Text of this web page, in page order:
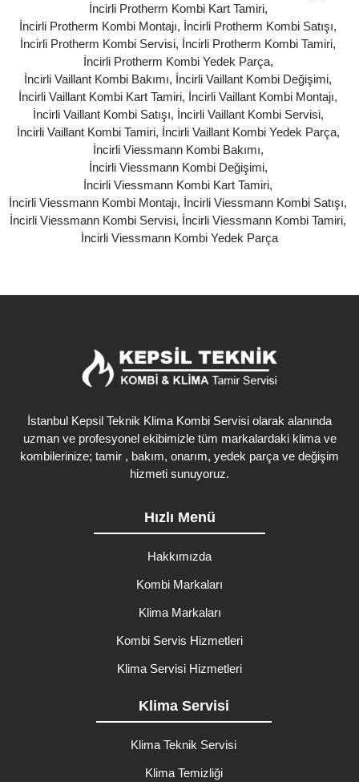
İncirli Protherm Kombi Kart Tamiri,
İncirli Protherm Kombi Montajı, İncirli Protherm Kombi Satışı,
İncirli Protherm Kombi Servisi, İncirli Protherm Kombi Tamiri,
İncirli Protherm Kombi Yedek Parça,
İncirli Vaillant Kombi Bakımı, İncirli Vaillant Kombi Değişimi,
İncirli Vaillant Kombi Kart Tamiri, İncirli Vaillant Kombi Montajı,
İncirli Vaillant Kombi Satışı, İncirli Vaillant Kombi Servisi,
İncirli Vaillant Kombi Tamiri, İncirli Vaillant Kombi Yedek Parça,
İncirli Viessmann Kombi Bakımı,
İncirli Viessmann Kombi Değişimi,
İncirli Viessmann Kombi Kart Tamiri,
İncirli Viessmann Kombi Montajı, İncirli Viessmann Kombi Satışı,
İncirli Viessmann Kombi Servisi, İncirli Viessmann Kombi Tamiri,
İncirli Viessmann Kombi Yedek Parça
İstanbul Kepsil Teknik Klima Kombi Servisi olarak alanında
uzman ve profesyonel ekibimizle tüm markalardaki klima ve
kombilerinize; tamir , bakım, onarım, yedek parça ve değişim
hizmeti sunuyoruz.
Hızlı Menü
Hakkımızda
Kombi Markaları
Klima Markaları
Kombi Servis Hizmetleri
Klima Servisi Hizmetleri
Klima Servisi
Klima Teknik Servisi
Klima Temizliği